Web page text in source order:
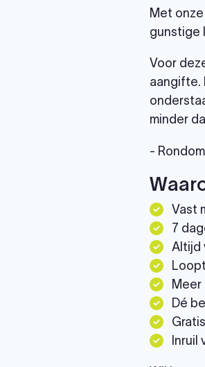
Met
gunstige
Voor
aangifte.
minder
-
Vast
7
Altijd
Meer
Dé
Inruil